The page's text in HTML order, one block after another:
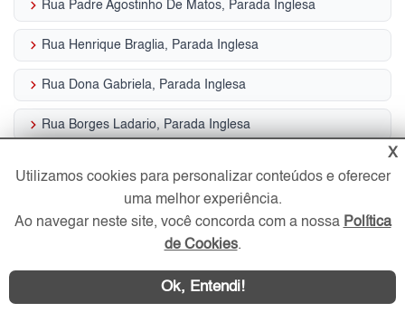
keyboard_arrow_right Rua Padre Agostinho De Matos, Parada Inglesa
keyboard_arrow_right Rua Henrique Braglia, Parada Inglesa
keyboard_arrow_right Rua Dona Gabriela, Parada Inglesa
keyboard_arrow_rightRua Borges Ladario, Parada Inglesa
Avenida Alvaro Machado Pedrosa, Parada Inglesa
Avenida Conceicao, Parada Inglesa
Serviços em destaque Parada Inglesa
X
Utilizamos cookies para personalizar conteúdos e oferecer
uma melhor experiência.
Ao navegar neste site, você concorda com a nossa Política
de Cookies.
Ok, Entendi!